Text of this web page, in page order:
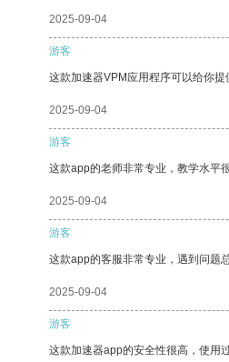
2025-09-04
游客
这款加速器VPM应用程序可以给你提
2025-09-04
游客
这款app的老师非常专业，教学水平
2025-09-04
游客
这款app的客服非常专业，遇到问题
2025-09-04
游客
这款加速器app的安全性很高，使用